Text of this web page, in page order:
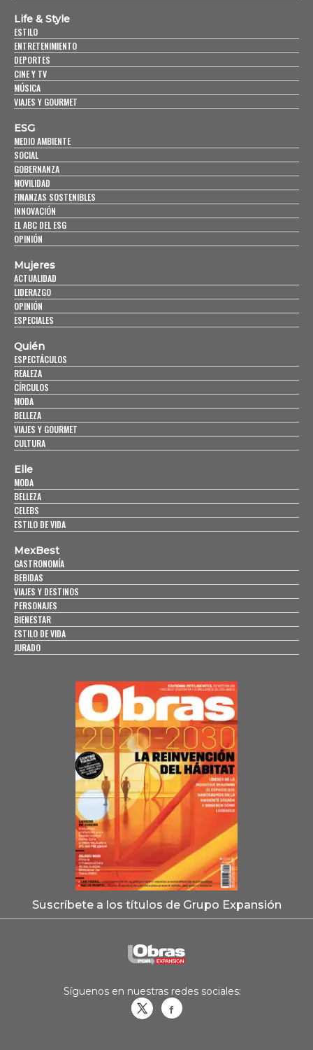
Life & Style
ESTILO
ENTRETENIMIENTO
DEPORTES
CINE Y TV
MÚSICA
VIAJES Y GOURMET
ESG
MEDIO AMBIENTE
SOCIAL
GOBERNANZA
MOVILIDAD
FINANZAS SOSTENIBLES
INNOVACIÓN
EL ABC DEL ESG
OPINIÓN
Mujeres
ACTUALIDAD
LIDERAZGO
OPINIÓN
ESPECIALES
Quién
ESPECTÁCULOS
REALEZA
CÍRCULOS
MODA
BELLEZA
VIAJES Y GOURMET
CULTURA
Elle
MODA
BELLEZA
CELEBS
ESTILO DE VIDA
MexBest
GASTRONOMÍA
BEBIDAS
VIAJES Y DESTINOS
PERSONAJES
BIENESTAR
ESTILO DE VIDA
JURADO
Suscríbete a los títulos de Grupo Expansión
Síguenos en nuestras redes sociales: